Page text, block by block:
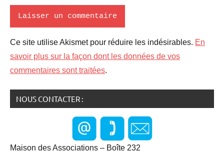
Ce site utilise Akismet pour réduire les indésirables. En
savoir plus sur la façon dont les données de vos
commentaires sont traitées.
NOUS CONTACTER :
Maison des Associations – Boîte 232